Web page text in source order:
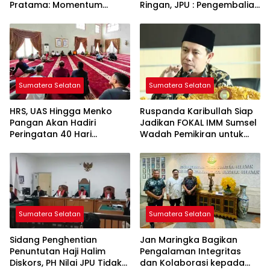
Pratama: Momentum
Ringan, JPU : Pengembalian
Perkara
Sumatera Selatan
HRS, UAS Hingga Menko
Pangan Akan Hadiri
Peringatan 40 Hari
Sumatera Selatan
Ruspanda Karibullah Siap
Jadikan FOKAL IMM Sumsel
Wadah Pemikiran untuk
Sumatera Selatan
Sidang Penghentian
Penuntutan Haji Halim
Diskors, PH Nilai JPU Tidak
Sumatera Selatan
Jan Maringka Bagikan
Pengalaman Integritas
dan Kolaborasi kepada